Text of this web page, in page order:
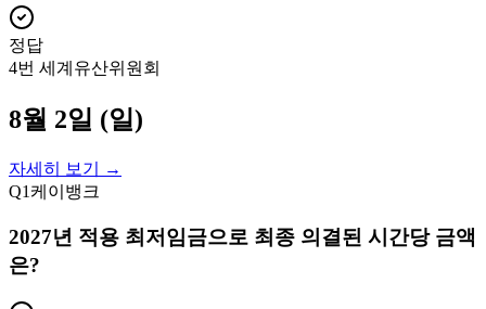
정답
4번 세계유산위원회
8월 2일 (일)
자세히 보기 →
Q1 케이뱅크
2027년 적용 최저임금으로 최종 의결된 시간당 금액
은?